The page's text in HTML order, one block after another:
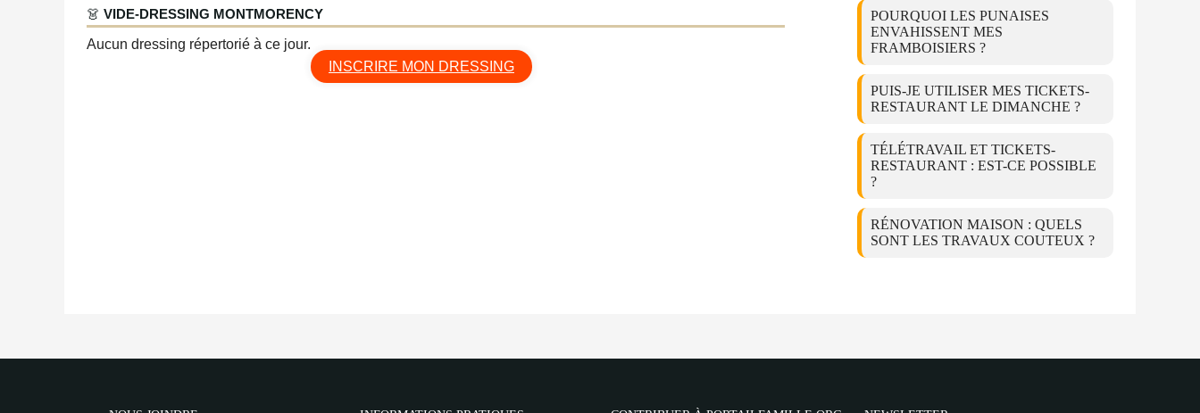
👗 VIDE-DRESSING MONTMORENCY
Aucun dressing répertorié à ce jour.
INSCRIRE MON DRESSING
POURQUOI LES PUNAISES
ENVAHISSENT MES
FRAMBOISIERS ?
PUIS-JE UTILISER MES TICKETS-
RESTAURANT LE DIMANCHE ?
TÉLÉTRAVAIL ET TICKETS-
RESTAURANT : EST-CE POSSIBLE
?
RÉNOVATION MAISON : QUELS
SONT LES TRAVAUX COUTEUX ?